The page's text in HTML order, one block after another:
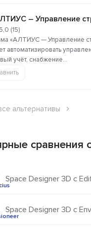
– Управление
(15)
«АЛТИУС — Управление
автоматизировать
учёт, снабжение...
альтернативы
сравнения
Space Designer 3D с
Space Designer 3D с